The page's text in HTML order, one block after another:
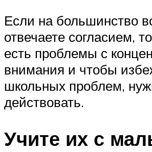
Если на большинство
отвечаете согласием,
есть проблемы с
внимания и чтобы
школьных проблем,
действовать.
Учите их с